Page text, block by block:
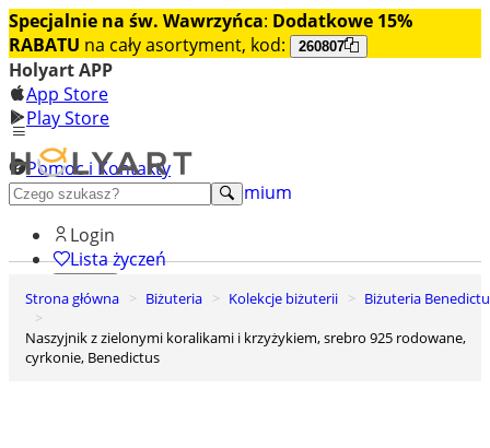
Specjalnie na św. Wawrzyńca: Dodatkowe 15%
RABATU na cały asortyment, kod: 260807
Holyart APP
App Store
Play Store
Pomoc i Kontakty
+48 222 922 860
Odkryj premium
Login
Lista życzeń
0
Strona główna Biżuteria Kolekcje biżuterii
Biżuteria
Naszyjnik z zielonymi koralikami i krzyżykiem, srebro 925 rodowane,
cyrkonie, Benedictus